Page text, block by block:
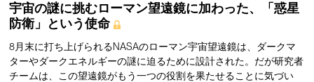
宇宙の謎に挑むローマン望遠鏡に加わった、「惑星
防衛」という使命
8月末に打ち上げられるNASAのローマン宇宙望遠鏡は、ダークマ
ターやダークエネルギーの謎に迫るために設計された。だが研究者
チームは、この望遠鏡がもう一つの役割を果たせることに気づい